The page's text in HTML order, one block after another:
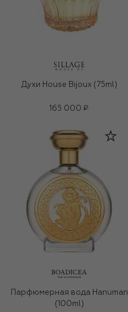
Духи House Bijoux (75ml)
165 000 ₽
Парфюмерная вода Hanuman
(100ml)